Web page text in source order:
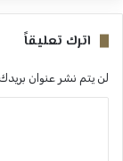
اترك تعليقاً
لن يتم نشر عنوان بريدك